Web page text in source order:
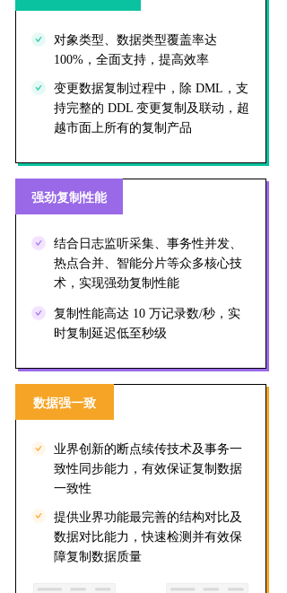
对象类型、数据类型覆盖率达
100%，全面支持，提高效率
变更数据复制过程中，除 DML，支
持完整的 DDL 变更复制及联动，超
越市面上所有的复制产品
强劲复制性能
结合日志监听采集、事务性并发、
热点合并、智能分片等众多核心技
术，实现强劲复制性能
复制性能高达 10 万记录数/秒，实
时复制延迟低至秒级
数据强一致
业界创新的断点续传技术及事务一
致性同步能力，有效保证复制数据
一致性
提供业界功能最完善的结构对比及
数据对比能力，快速检测并有效保
障复制数据质量